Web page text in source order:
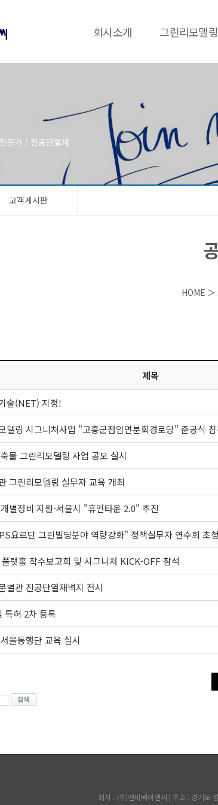
회사소개 그린리모델
문가 / 진공단열재
고객게시판
HOME ＞
제목
술(NET) 지정!
델링 시그니처사업 "고흥군점암면분회경로당" 준공식
물 그린리모델링 사업 공모 실시
그린리모델링 실무자 교육 개최
별정비 지원-서울시 "휴먼타운 2.0" 추진
요르단 그린빌딩분야 역량강화" 정책실무자 연수회 초
랫홈 착수보고회 및 시그니처 KICK-OFF 참석
별관 진공단열재벽지 전시
특허 2차 등록
울동행단 교육 실시
회사 : (주)엔비텍이앤씨 | 주소 : 경기도